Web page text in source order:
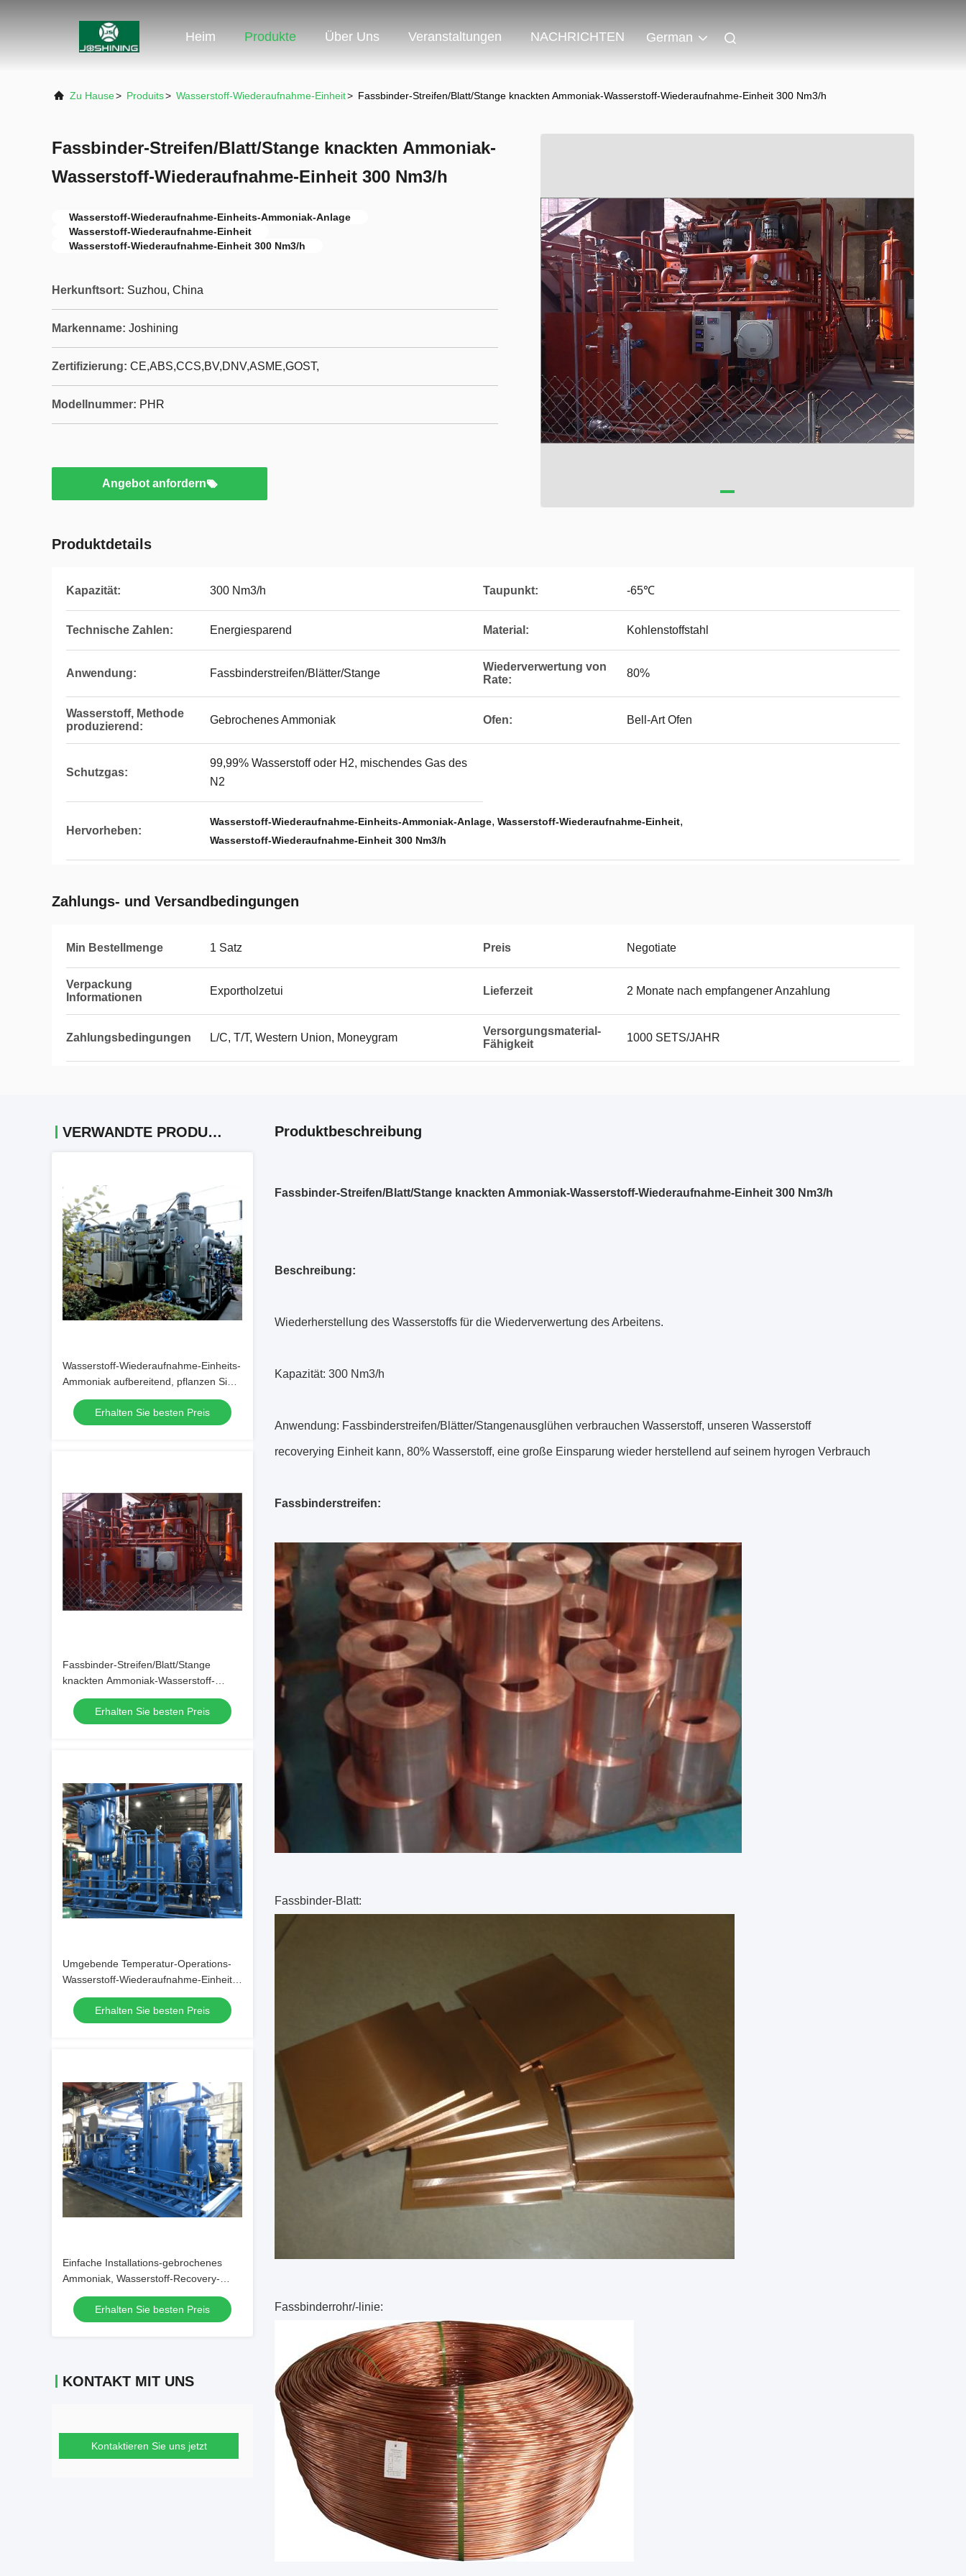
Heim Produkte Über Uns Veranstaltungen NACHRICHTEN German
Zu Hause> Produits> Wasserstoff-Wiederaufnahme-Einheit> Fassbinder-Streifen/Blatt/Stange knackten Ammoniak-Wasserstoff-Wiederaufnahme-Einheit 300 Nm3/h
Fassbinder-Streifen/Blatt/Stange knackten Ammoniak-
Wasserstoff-Wiederaufnahme-Einheit 300 Nm3/h
Wasserstoff-Wiederaufnahme-Einheits-Ammoniak-Anlage
Wasserstoff-Wiederaufnahme-Einheit
Wasserstoff-Wiederaufnahme-Einheit 300 Nm3/h
Herkunftsort: Suzhou, China
Markenname: Joshining
Zertifizierung: CE,ABS,CCS,BV,DNV,ASME,GOST,
Modellnummer: PHR
Angebot anfordern
Produktdetails
Kapazität: 300 Nm3/h Taupunkt: -65℃
Technische Zahlen: Energiesparend Material: Kohlenstoffstahl
Anwendung: Fassbinderstreifen/Blätter/Stange
Wiederverwertung von
Rate:
80%
Wasserstoff, Methode
produzierend:
Gebrochenes Ammoniak Ofen: Bell-Art Ofen
Schutzgas:
99,99% Wasserstoff oder H2, mischendes Gas des
N2
Hervorheben:
Wasserstoff-Wiederaufnahme-Einheits-Ammoniak-Anlage, Wasserstoff-Wiederaufnahme-Einheit,
Wasserstoff-Wiederaufnahme-Einheit 300 Nm3/h
Zahlungs- und Versandbedingungen
Min Bestellmenge 1 Satz Preis Negotiate
Verpackung
Informationen
Exportholzetui Lieferzeit 2 Monate nach empfangener Anzahlung
Zahlungsbedingungen L/C, T/T, Western Union, Moneygram
Versorgungsmaterial-
Fähigkeit
1000 SETS/JAHR
VERWANDTE PRODUKTE
Wasserstoff-Wiederaufnahme-Einheits-
Ammoniak aufbereitend, pflanzen Sie
100-3000 Nm3/h die Kapazität
Erhalten Sie besten Preis
Fassbinder-Streifen/Blatt/Stange
knackten Ammoniak-Wasserstoff-
Wiederaufnahme-Einheit 300 Nm3/h
Erhalten Sie besten Preis
Umgebende Temperatur-Operations-
Wasserstoff-Wiederaufnahme-Einheit
einfach zu benützen
Erhalten Sie besten Preis
Einfache Installations-gebrochenes
Ammoniak, Wasserstoff-Recovery-
System-passives System
Erhalten Sie besten Preis
KONTAKT MIT UNS
Kontaktieren Sie uns jetzt
Produktbeschreibung
Fassbinder-Streifen/Blatt/Stange knackten Ammoniak-Wasserstoff-Wiederaufnahme-Einheit 300 Nm3/h
Beschreibung:
Wiederherstellung des Wasserstoffs für die Wiederverwertung des Arbeitens.
Kapazität: 300 Nm3/h
Anwendung: Fassbinderstreifen/Blätter/Stangenausglühen verbrauchen Wasserstoff, unseren Wasserstoff
recoverying Einheit kann, 80% Wasserstoff, eine große Einsparung wieder herstellend auf seinem hyrogen Verbrauch
Fassbinderstreifen:
Fassbinder-Blatt:
Fassbinderrohr/-linie: